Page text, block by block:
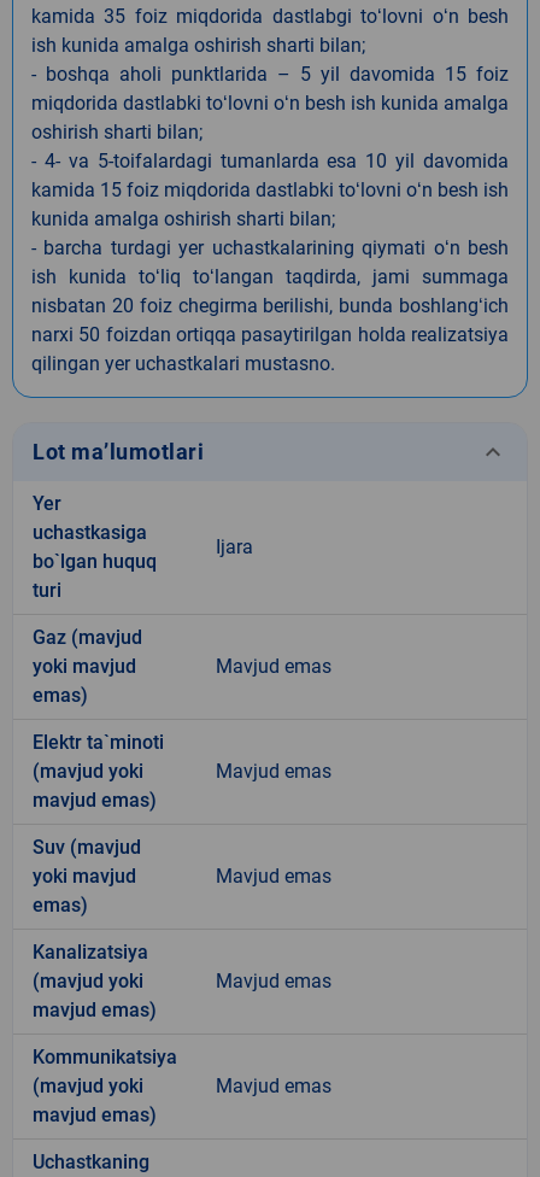
kamida 35 foiz miqdorida dastlabgi toʻlovni oʻn besh
ish kunida amalga oshirish sharti bilan;
- boshqa aholi punktlarida – 5 yil davomida 15 foiz
miqdorida dastlabki toʻlovni oʻn besh ish kunida amalga
oshirish sharti bilan;
- 4- va 5-toifalardagi tumanlarda esa 10 yil davomida
kamida 15 foiz miqdorida dastlabki toʻlovni oʻn besh ish
kunida amalga oshirish sharti bilan;
- barcha turdagi yer uchastkalarining qiymati oʻn besh
ish kunida toʻliq toʻlangan taqdirda, jami summaga
nisbatan 20 foiz chegirma berilishi, bunda boshlangʻich
narxi 50 foizdan ortiqqa pasaytirilgan holda realizatsiya
qilingan yer uchastkalari mustasno.
Lot ma’lumotlari keyboard_arrow_down
Yer
uchastkasiga
bo`lgan huquq
turi
Ijara
Gaz (mavjud
yoki mavjud
emas)
Mavjud emas
Elektr ta`minoti
(mavjud yoki
mavjud emas)
Mavjud emas
Suv (mavjud
yoki mavjud
emas)
Mavjud emas
Kanalizatsiya
(mavjud yoki
mavjud emas)
Mavjud emas
Kommunikatsiya
(mavjud yoki
mavjud emas)
Mavjud emas
Uchastkaning